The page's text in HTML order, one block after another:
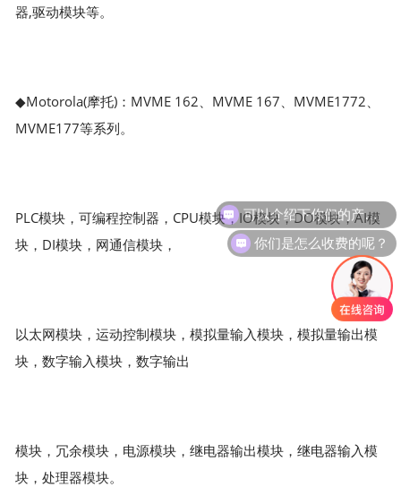
器,驱动模块等。
◆Motorola(摩托)：MVME 162、MVME 167、MVME1772、
MVME177等系列。
PLC模块，可编程控制器，CPU模块，IO模块，DO模块，AI模
块，DI模块，网通信模块，
以太网模块，运动控制模块，模拟量输入模块，模拟量输出模
块，数字输入模块，数字输出
模块，冗余模块，电源模块，继电器输出模块，继电器输入模
块，处理器模块。
你们是怎么收费的呢？